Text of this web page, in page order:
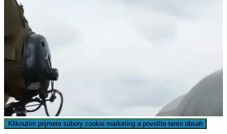
Kliknutím prijmete súbory cookie marketing a povolíte tento obsah
Sledujte Future Army TV